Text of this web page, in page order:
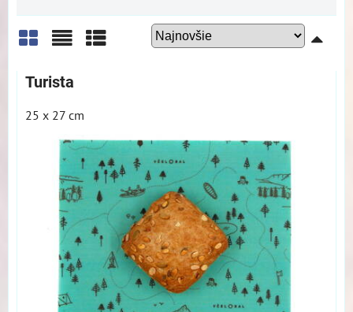
Mriežka
Turista
25 x 27 cm